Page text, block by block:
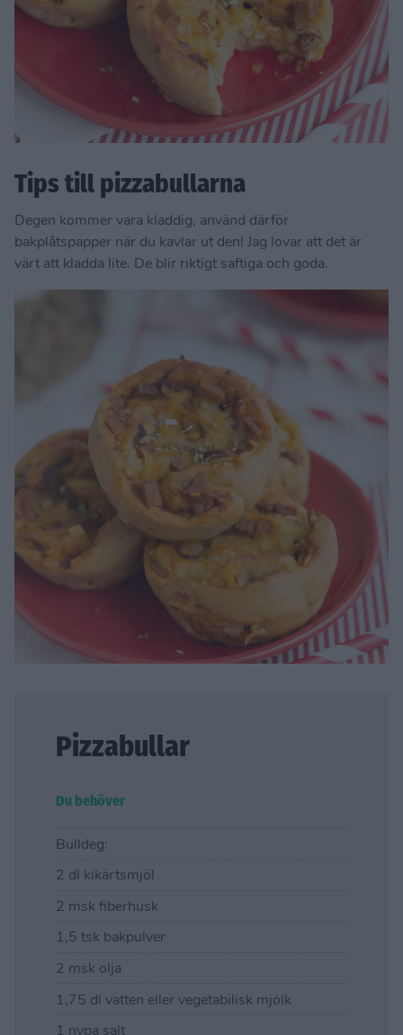
Tips till pizzabullarna
Degen kommer vara kladdig, använd därför
bakplåtspapper när du kavlar ut den! Jag lovar att det är
värt att kladda lite. De blir riktigt saftiga och goda.
Pizzabullar
Du behöver
Bulldeg:
2 dl kikärtsmjöl
2 msk fiberhusk
1,5 tsk bakpulver
2 msk olja
1,75 dl vatten eller vegetabilisk mjölk
1 nypa salt